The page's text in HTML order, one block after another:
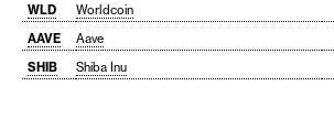
WLD
Worldcoin
AAVE
Aave
SHIB
Shiba Inu